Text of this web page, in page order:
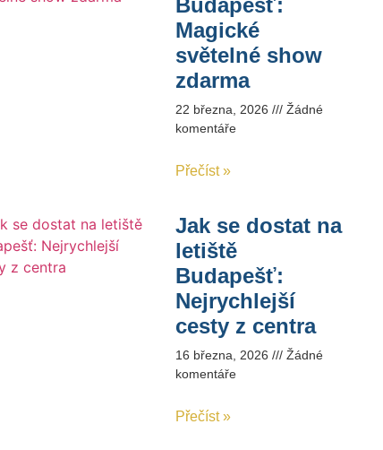
Budapešť:
Magické
světelné show
zdarma
22 března, 2026
Žádné
komentáře
Přečíst »
Jak se dostat na
letiště
Budapešť:
Nejrychlejší
cesty z centra
16 března, 2026
Žádné
komentáře
Přečíst »